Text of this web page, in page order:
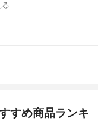
すめ商品ランキ